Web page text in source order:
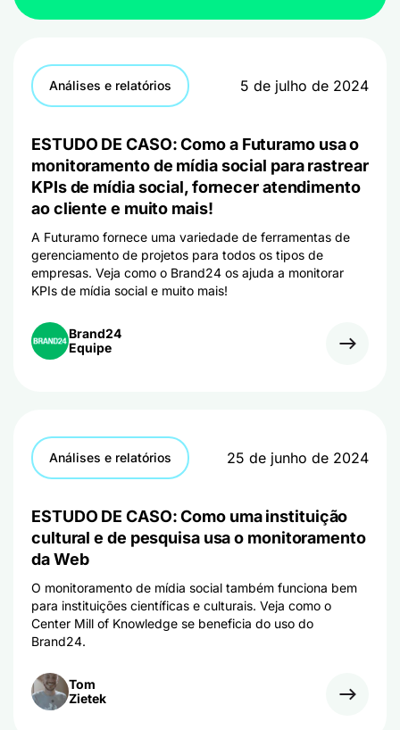
Análises e relatórios 5 de julho de 2024
ESTUDO DE CASO: Como a Futuramo usa o
monitoramento de mídia social para rastrear
KPIs de mídia social, fornecer atendimento
ao cliente e muito mais!
A Futuramo fornece uma variedade de ferramentas de
gerenciamento de projetos para todos os tipos de
empresas. Veja como o Brand24 os ajuda a monitorar
KPIs de mídia social e muito mais!
Brand24
Equipe
Análises e relatórios 25 de junho de 2024
ESTUDO DE CASO: Como uma instituição
cultural e de pesquisa usa o monitoramento
da Web
O monitoramento de mídia social também funciona bem
para instituições científicas e culturais. Veja como o
Center Mill of Knowledge se beneficia do uso do
Brand24.
Tom
Zietek